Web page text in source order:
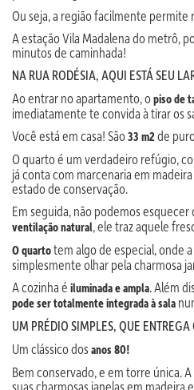
Ou seja, a região facilmente permite
A estação Vila Madalena do metrô,
minutos de caminhada!
NA RUA RODÉSIA, AQUI ESTÁ SEU
Ao entrar no apartamento, opiso de
imediatamente te convida à tirar os
Você está em casa! São33 m2de
O quarto é um verdadeiro refúgio,
já conta com marcenaria em
estado de conservação.
Em seguida, não podemos esquecer
ventilação natural, ele traz aquele
O quartotem algo de especial, onde
simplesmente olhar pela charmosa
A cozinha é iluminada e ampla. Além
pode ser totalmente integrada à sala
UM PRÉDIO SIMPLES, QUE ENTREGA
Um clássico dosanos 80!
Bem conservado, e em torre única.
suas charmosas janelas em madeira